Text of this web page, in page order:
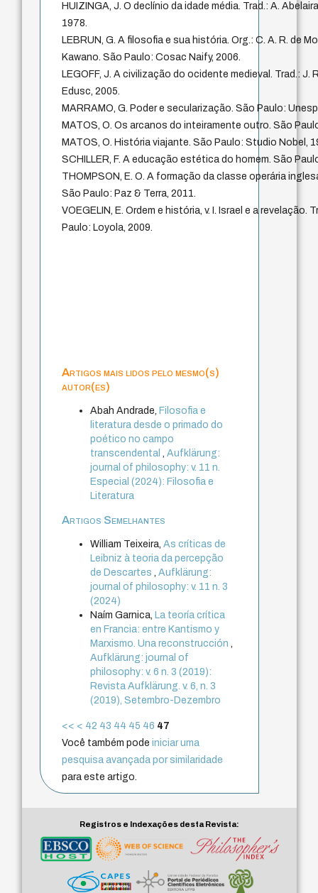
HUIZINGA, J. O declínio da idade média. Trad.: A.
1978.
LEBRUN, G. A filosofia e sua história. Org.: C. A. R. de
Kawano. São Paulo: Cosac Naify, 2006.
LEGOFF, J. A civilização do ocidente medieval. Trad.: J.
Edusc, 2005.
MARRAMO, G. Poder e secularização. São Paulo:
MATOS, O. Os arcanos do inteiramente outro. São
MATOS, O. História viajante. São Paulo: Studio Nobel,
SCHILLER, F. A educação estética do homem. São
THOMPSON, E. O. A formação da classe operária
São Paulo: Paz & Terra, 2011.
VOEGELIN, E. Ordem e história, v. I. Israel e a revelação.
Paulo: Loyola, 2009.
Artigos mais lidos pelo mesmo(s)
autor(es)
Abah Andrade, Filosofia e
literatura desde o primado do
poético no campo
transcendental,Aufklärung:
journal of philosophy: v. 11 n.
Especial (2024): Filosofia e
Literatura
Artigos Semelhantes
William Teixeira,As críticas de
Leibniz à teoria da percepção
de Descartes,Aufklärung:
journal of philosophy: v. 11 n. 3
(2024)
Naím Garnica, La teoría crítica
en Francia: entre Kantismo y
Marxismo. Una reconstrucción,
Aufklärung: journal of
philosophy: v. 6 n. 3 (2019):
Revista Aufklärung. v. 6, n. 3
(2019), Setembro-Dezembro
<< < 42 43 44 45 46 47
Você também podeiniciar uma
pesquisa avançada por similaridade
para este artigo.
Registros e Indexações desta Revista: